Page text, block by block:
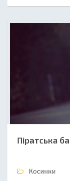
Піратська
Косинки